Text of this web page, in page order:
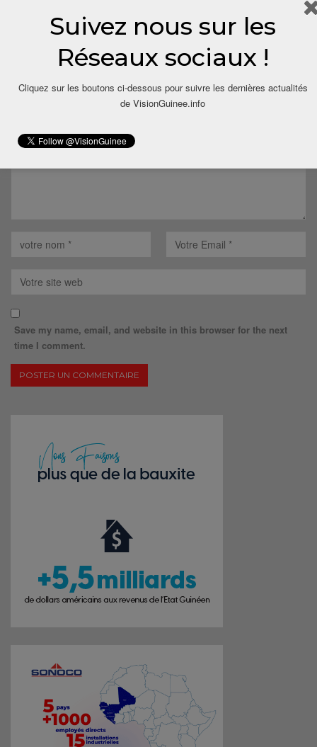
LAISSER UN COMMENTAIRE
Votre adresse email ne sera pas publiée.
Save my name, email, and website in this browser for the next
time I comment.
Suivez nous sur les
Réseaux sociaux !
Cliquez sur les boutons ci-dessous pour suivre les dernières actualités
de VisionGuinee.info